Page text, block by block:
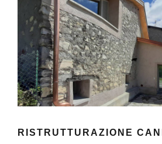
RISTRUTTURAZIONE